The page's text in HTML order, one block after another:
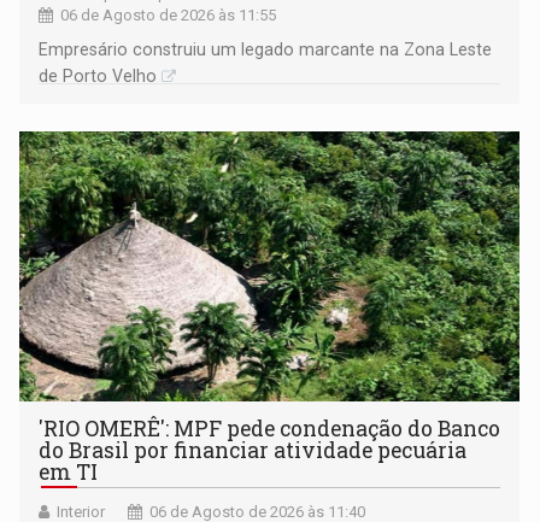
06 de Agosto de 2026 às 11:55
Empresário construiu um legado marcante na Zona Leste
de Porto Velho
'RIO OMERÊ': MPF pede condenação do Banco
do Brasil por financiar atividade pecuária
em TI
Interior 06 de Agosto de 2026 às 11:40